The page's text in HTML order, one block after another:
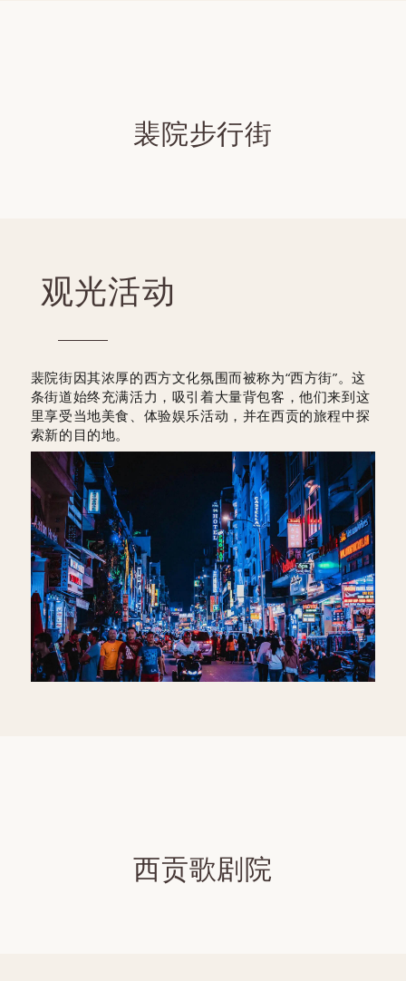
裴院步行街
观光活动
裴院街因其浓厚的西方文化氛围而被称为“西方街”。这
条街道始终充满活力，吸引着大量背包客，他们来到这
里享受当地美食、体验娱乐活动，并在西贡的旅程中探
索新的目的地。
西贡歌剧院